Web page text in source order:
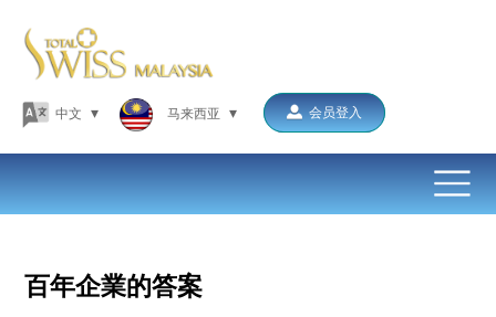
中文 ▾ 马来西亚 ▾ 会员登入
公司简介
最新消息
百年企業的答案